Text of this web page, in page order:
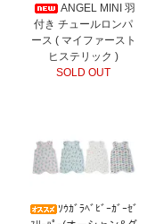
ANGEL MINI 羽
付き チュールロンパ
ース ( マイファースト
ヒステリック )
SOLD OUT
ｿｳｶﾞﾗﾍﾞﾋﾞｰｶﾞｰｾﾞ